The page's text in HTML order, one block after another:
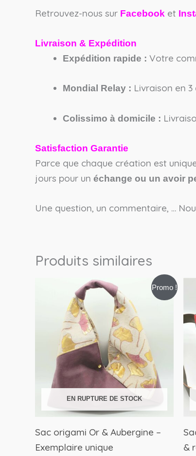
Retrouvez-nous sur Facebook et
Livraison & Expédition
Expédition rapide : Votre
Mondial Relay : Livraison en
Colissimo à domicile :
Satisfaction Garantie
Parce que chaque création est
jours pour un échange ou un avoir
Une question, un commentaire, …
Produits similaires
Promo !
EN RUPTURE DE STOCK
Sac origami Or & Aubergine –
Exemplaire unique
prix
initial
était :
59,99€.
Le
prix
est :
39,00€.
&